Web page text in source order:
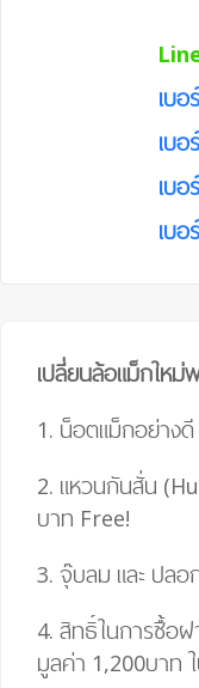
เบอ
เบอ
เบอ
เบอ
เปลี่ยนล้อแม็กให
1. น็อตแม็กอย่าง
2. แหวนกันสั่น
บาท Free!
3. จุ๊บลม และ ปล
4. สิทธิ์ในการซื้อ
มูลค่า 1,200บาท